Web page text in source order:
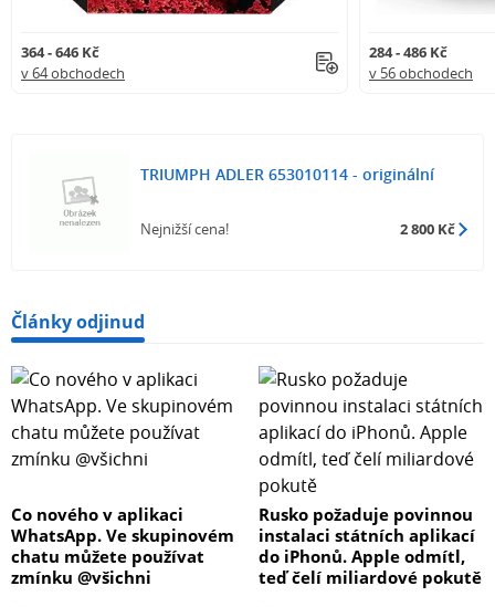
364 - 646 Kč
v 64 obchodech
284 - 486 Kč
v 56 obchodech
TRIUMPH ADLER 653010114 - originální
Nejnižší cena! 2 800 Kč
Články odjinud
Co nového v aplikaci
WhatsApp. Ve skupinovém
chatu můžete používat
zmínku @všichni
Rusko požaduje povinnou
instalaci státních aplikací
do iPhonů. Apple odmítl,
teď čelí miliardové pokutě